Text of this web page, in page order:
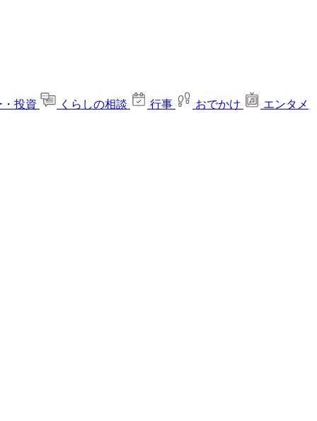
・投資 くらしの相談 行事 おでかけ
エンタメ